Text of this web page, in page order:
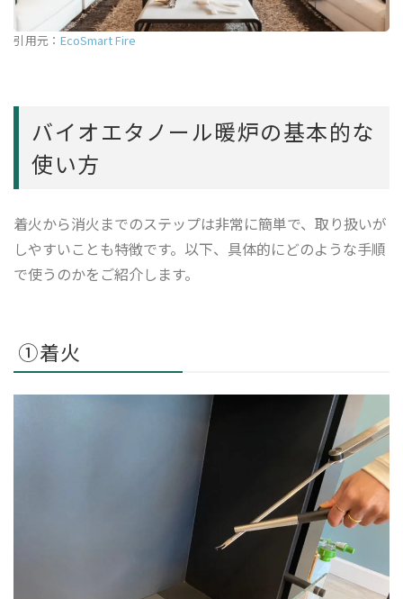
引用元： EcoSmart Fire
バイオエタノール暖炉の基本的な
使い方
着火から消火までのステップは非常に簡単で、取り扱いが
しやすいことも特徴です。以下、具体的にどのような手順
で使うのかをご紹介します。
①着火